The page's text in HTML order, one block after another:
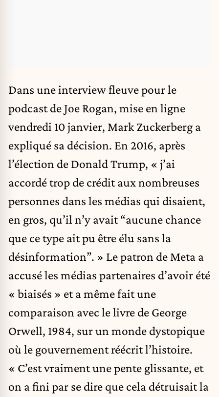
Dans une interview fleuve pour le
podcast de Joe Rogan, mise en ligne
vendredi 10 janvier, Mark Zuckerberg a
expliqué sa décision. En 2016, après
l’élection de Donald Trump, « j’ai
accordé trop de crédit aux nombreuses
personnes dans les médias qui disaient,
en gros, qu’il n’y avait “aucune chance
que ce type ait pu être élu sans la
désinformation”. » Le patron de Meta a
accusé les médias partenaires d’avoir été
« biaisés » et a même fait une
comparaison avec le livre de George
Orwell, 1984, sur un monde dystopique
où le gouvernement réécrit l’histoire.
« C’est vraiment une pente glissante, et
on a fini par se dire que cela détruisait la